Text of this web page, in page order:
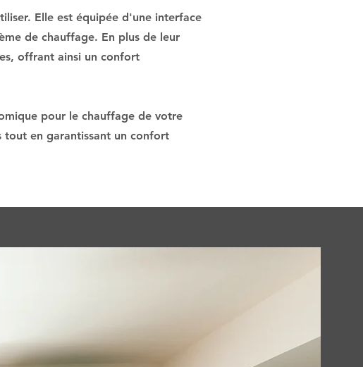
Elle est équipée d'une interface
de chauffage. En plus de leur
offrant ainsi un confort
pour le chauffage de votre
tout en garantissant un confort